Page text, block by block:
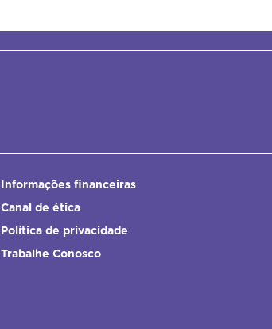
Informações financeiras
Canal de ética
Política de privacidade
Trabalhe Conosco